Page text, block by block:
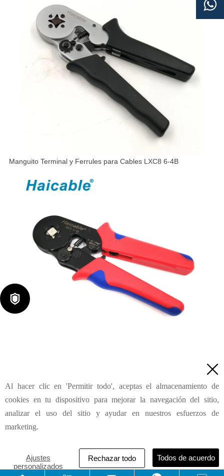
Manguito Terminal y Ferrules para Cables LXC8 6-4B
Consulta

Al hacer clic en 'Permitir todo', aceptas el almacenamiento de
cookies en tu dispositivo para mejorar la navegación del sitio,
analizar el uso del sitio y ayudar en nuestros esfuerzos de
marketing.
Ajustes
personalizados
Rechazar todo Todos de acuerdo

